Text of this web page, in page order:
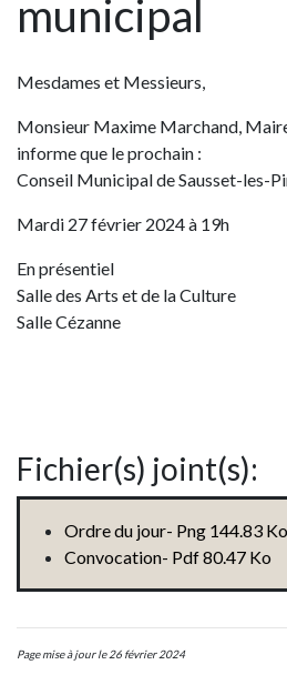
municipal
Mesdames et Messieurs,
Monsieur Maxime Marchand,
informe que le prochain :
Conseil Municipal de Sausset-les-
Mardi 27 février 2024 à 19h
En présentiel
Salle des Arts et de la Culture
Salle Cézanne
Fichier(s) joint(s):
Ordre du jour- Png 144.83 Ko
Convocation- Pdf 80.47 Ko
Page mise à jour le 26 février 2024